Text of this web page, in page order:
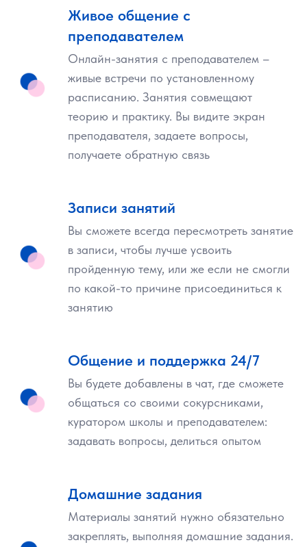
Живое общение с
преподавателем
Онлайн-занятия с преподавателем –
живые встречи по установленному
расписанию. Занятия совмещают
теорию и практику. Вы видите экран
преподавателя, задаете вопросы,
получаете обратную связь
Записи занятий
Вы сможете всегда пересмотреть занятие
в записи, чтобы лучше усвоить
пройденную тему, или же если не смогли
по какой-то причине присоединиться к
занятию
Общение и поддержка 24/7
Вы будете добавлены в чат, где сможете
общаться со своими сокурсниками,
куратором школы и преподавателем:
задавать вопросы, делиться опытом
Домашние задания
Материалы занятий нужно обязательно
закреплять, выполняя домашние задания.
218
научных лабораторий, в которых
преподавателей с учёными степенями
интегрированных с университетом